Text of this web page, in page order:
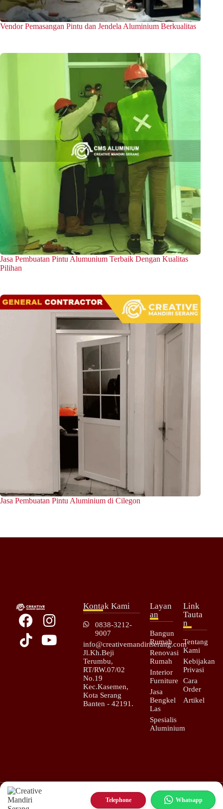
Vendor Pemasangan Pintu dan Jendela Aluminium Berkualitas
Jasa Pembuatan Pintu Alumunium Terbaik Dengan Kualitas
Pilihan
Jasa Pembuatan Pintu Aluminium di Cilegon
Kontak Kami
0838-3212-
9007
info@creativemandiriserang.com
Jl.Kh.Beji
Terumbu,
RT/RW.07/02
No.19
Kec.Kasemen,
Kota Serang
Banten - 42191.
Layan
an
Bangun
Rumah
Renovasi
Rumah
Interior
Furniture
Jasa
Bengkel
Las
Spesialis
Aluminium
Link
Tauta
n
Tentang
Kami
Kebijakan
Privasi
Cara
Order
Artikel
Copyright © 2025 – All rights reserved. | Creative Mandiri Serang |
Cms Aluminium|Cms Bengkel Las
Telephone Whatsapp